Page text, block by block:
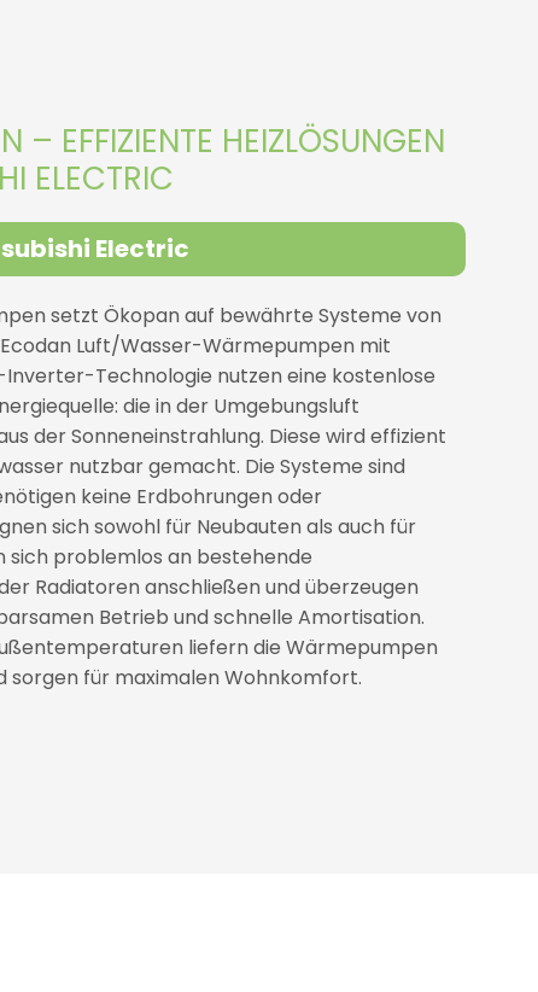
– EFFIZIENTE HEIZLÖSUNGEN
ELECTRIC
Electric
setzt Ökopan auf bewährte Systeme von
Luft/Wasser-Wärmepumpen mit
Technologie nutzen eine kostenlose
die in der Umgebungsluft
der Sonneneinstrahlung. Diese wird effizient
nutzbar gemacht. Die Systeme sind
keine Erdbohrungen oder
sich sowohl für Neubauten als auch für
sich problemlos an bestehende
Radiatoren anschließen und überzeugen
Betrieb und schnelle Amortisation.
liefern die Wärmepumpen
sorgen für maximalen Wohnkomfort.